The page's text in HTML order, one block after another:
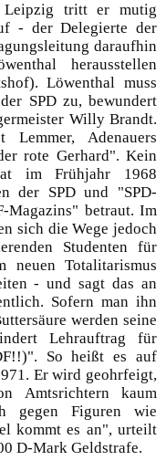
Leipzig tritt er mutig
- der Delegierte der
daraufhin
herausstellen
Löwenthal muss
SPD zu, bewundert
Willy Brandt.
Lemmer, Adenauers
rote Gerhard". Kein
im Frühjahr 1968
der SPD und "SPD-
Magazins" betraut. Im
sich die Wege jedoch
Studenten für
neuen Totalitarismus
- und sagt das an
Sofern man ihn
werden seine
Lehrauftrag für
So heißt es auf
Er wird geohrfeigt,
Amtsrichtern kaum
gegen Figuren wie
kommt es an", urteilt
D-Mark Geldstrafe.